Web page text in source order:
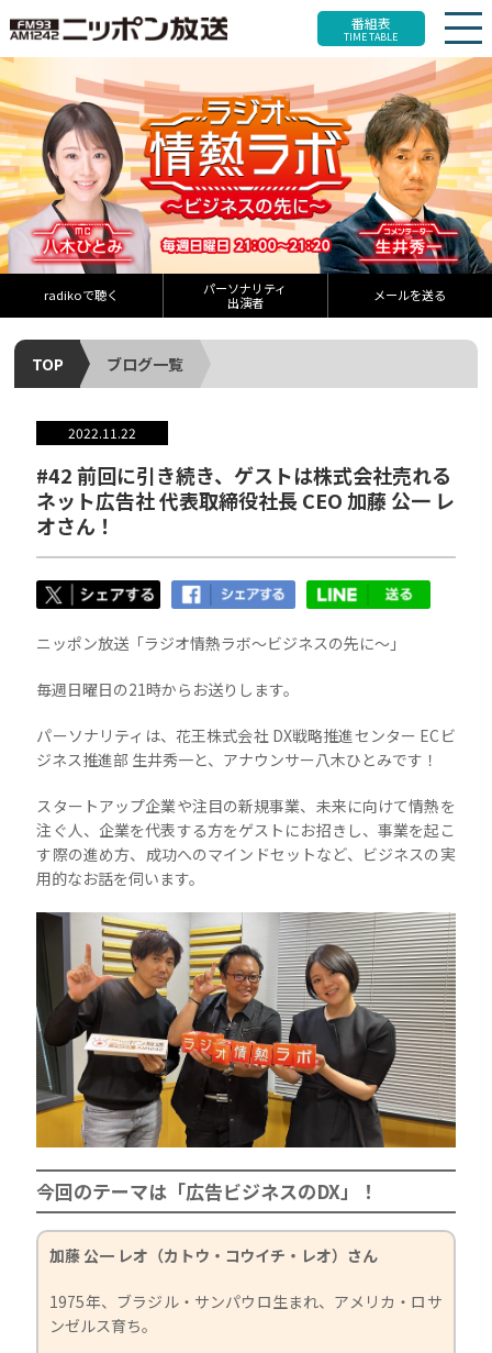
番組表
TIME TABLE
radikoで聴く
パーソナリティ
出演者
メールを送る
TOP ブログ一覧
2022.11.22
#42 前回に引き続き、ゲストは株式会社売れる
ネット広告社 代表取締役社長 CEO 加藤 公一 レ
オさん！
ニッポン放送「ラジオ情熱ラボ〜ビジネスの先に〜」
毎週日曜日の21時からお送りします。
パーソナリティは、花王株式会社 DX戦略推進センター ECビ
ジネス推進部 生井秀一と、アナウンサー八木ひとみです！
スタートアップ企業や注目の新規事業、未来に向けて情熱を
注ぐ人、企業を代表する方をゲストにお招きし、事業を起こ
す際の進め方、成功へのマインドセットなど、ビジネスの実
用的なお話を伺います。
今回のテーマは「広告ビジネスのDX」！
加藤 公一 レオ（カトウ・コウイチ・レオ）さん
1975年、ブラジル・サンパウロ生まれ、アメリカ・ロサ
ンゼルス育ち。